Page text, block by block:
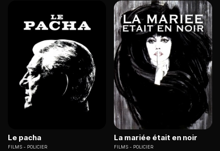
Le pacha
FILMS POLICIER
La mariée était en noir
FILMS POLICIER